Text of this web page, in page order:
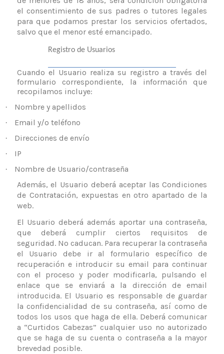
el consentimiento de sus padres o tutores legales
para que podamos prestar los servicios ofertados,
salvo que el menor esté emancipado.
Registro de Usuarios
Cuando el Usuario realiza su registro a través del
formulario correspondiente, la información que
recopilamos incluye:
· Nombre y apellidos
· Email y/o teléfono
· Direcciones de envío
· IP
·
Nombre de Usuario/contraseña
Además, el Usuario deberá aceptar las Condiciones
de Contratación, expuestas en otro apartado de la
web.
El Usuario deberá además aportar una contraseña,
que deberá cumplir ciertos requisitos de
seguridad. No caducan. Para recuperar la contraseña
el Usuario debe ir al formulario específico de
recuperación e introducir su email para continuar
con el proceso y poder modificarla, pulsando el
enlace que se enviará a la dirección de email
introducida. El Usuario es responsable de guardar
la confidencialidad de su contraseña, así como de
todos los usos que haga de ella. Deberá comunicar
a “Curtidos Cabezas” cualquier uso no autorizado
que se haga de su cuenta o contraseña a la mayor
brevedad posible.